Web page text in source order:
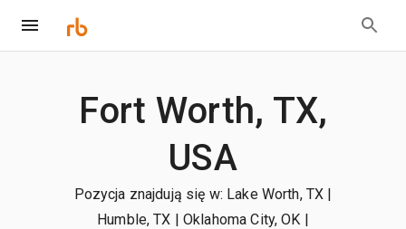
Fort Worth, TX,
USA
Pozycja znajdują się w: Lake Worth, TX |
Humble, TX | Oklahoma City, OK |